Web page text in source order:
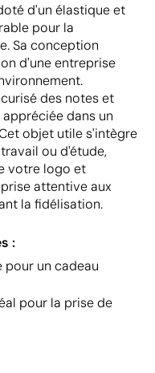
d'un élastique et
pour la
Sa conception
d'une entreprise
des notes et
dans un
objet utile s'intègre
ou d'étude,
votre logo et
attentive aux
la fidélisation.
:
pour un cadeau
pour la prise de